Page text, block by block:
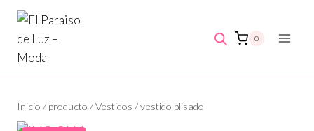
Saltar
contenido
0
Inicio / producto /Vestidos /vestido plisado